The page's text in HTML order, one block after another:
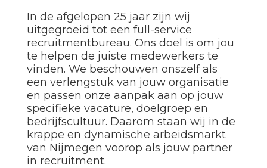
In de afgelopen 25 jaar zijn wij
uitgegroeid tot een full-service
recruitmentbureau. Ons doel is om jou
te helpen de juiste medewerkers te
vinden. We beschouwen onszelf als
een verlengstuk van jouw organisatie
en passen onze aanpak aan op jouw
specifieke vacature, doelgroep en
bedrijfscultuur. Daarom staan wij in de
krappe en dynamische arbeidsmarkt
van Nijmegen voorop als jouw partner
in recruitment.